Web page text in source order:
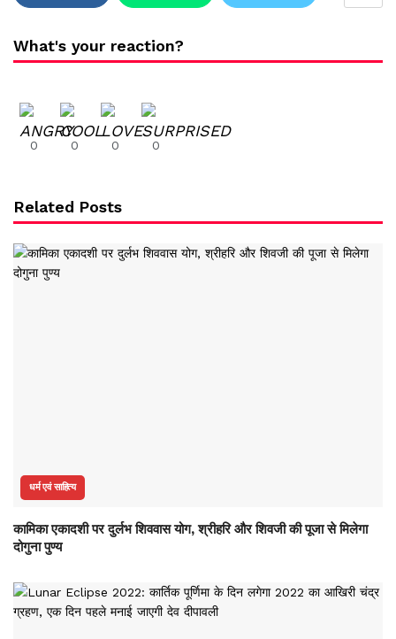
What's your reaction?
0 0 0 0
Related Posts
धर्म एवं साहित्य
कामिका एकादशी पर दुर्लभ शिववास योग, श्रीहरि और शिवजी की पूजा से मिलेगा
दोगुना पुण्य